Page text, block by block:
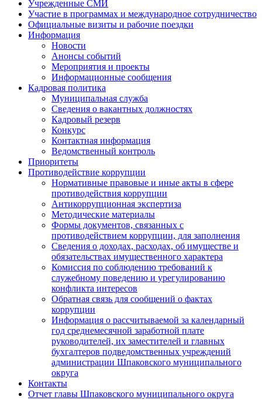
Учрежденные СМИ
Участие в программах и международное сотрудничество
Официальные визиты и рабочие поездки
Информация
Новости
Анонсы событий
Мероприятия и проекты
Информационные сообщения
Кадровая политика
Муниципальная служба
Сведения о вакантных должностях
Кадровый резерв
Конкурс
Контактная информация
Ведомственный контроль
Приоритеты
Противодействие коррупции
Нормативные правовые и иные акты в сфере
противодействия коррупции
Антикоррупционная экспертиза
Методические материалы
Формы документов, связанных с
противодействием коррупции, для заполнения
Сведения о доходах, расходах, об имуществе и
обязательствах имущественного характера
Комиссия по соблюдению требований к
служебному поведению и урегулированию
конфликта интересов
Обратная связь для сообщений о фактах
коррупции
Информация о рассчитываемой за календарный
год среднемесячной заработной плате
руководителей, их заместителей и главных
бухгалтеров подведомственных учреждений
администрации Шпаковского муниципального
округа
Контакты
Отчет главы Шпаковского муниципального округа